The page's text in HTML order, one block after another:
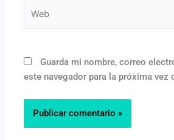
Guarda mi nombre, correo
este navegador para la próxima vez